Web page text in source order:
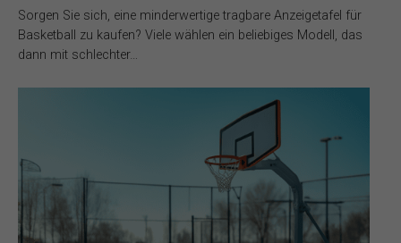
Sorgen Sie sich, eine minderwertige tragbare Anzeigetafel für
Basketball zu kaufen? Viele wählen ein beliebiges Modell, das
dann mit schlechter…